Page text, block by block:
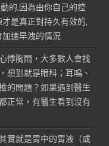
的,因為由你自己的控
是真正對持久有效的,
速早洩的情況
悸胸悶，大多數人會找
想到就是眼科；耳鳴、
的問題？如果遇到醫生
正常，有醫生看到沒有
實就是胃中的胃液（或